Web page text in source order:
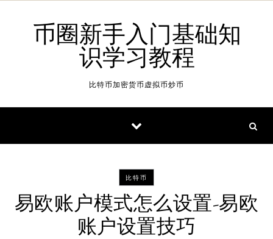
币圈新手入门基础知
识学习教程
比特币加密货币虚拟币炒币
比特币
易欧账户模式怎么设置-易欧
账户设置技巧